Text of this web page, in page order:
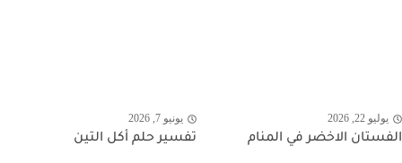
يوليو 22, 2026
الفستان الاخضر في المنام
يونيو 7, 2026
تفسير حلم أكل التين